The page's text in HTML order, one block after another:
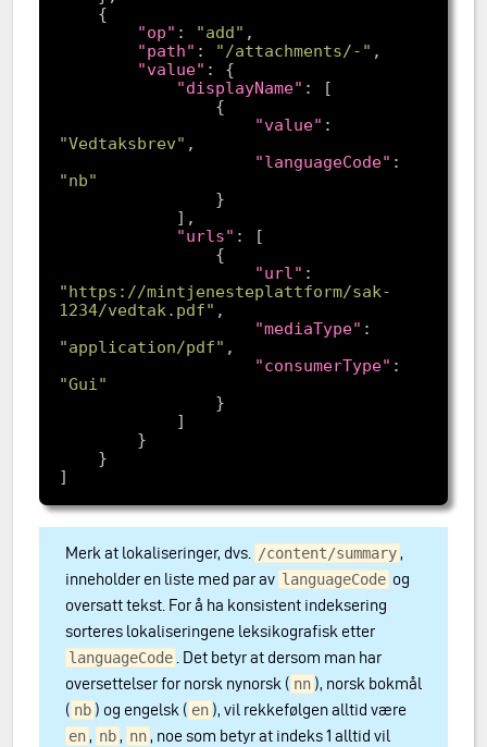
"op" : "add"
"path" : "/attachments/-"
"value"
"displayName"
"value"
"Vedtaksbrev"
"languageCode"
"nb"
"urls"
"url"
"https://mintjenesteplattform/sak-
1234/vedtak.pdf"
"mediaType"
"application/pdf"
"consumerType"
"Gui"
Merk at lokaliseringer, dvs. /content/summary,
inneholder en liste med par av languageCode og
oversatt tekst. For å ha konsistent indeksering
sorteres lokaliseringene leksikografisk etter
languageCode
. Det betyr at dersom man har
oversettelser for norsk nynorsk ( nn ), norsk bokmål
( nb ) og engelsk ( en ), vil rekkefølgen alltid være
en, nb, nn, noe som betyr at indeks 1 alltid vil